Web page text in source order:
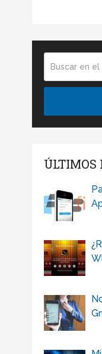
ÚLTIMOS